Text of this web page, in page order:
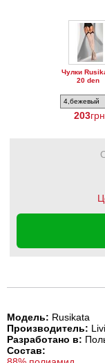
Чулки
20 den
203грн
Модель: Rusikata
Производитель:
Разработано в:
Состав: